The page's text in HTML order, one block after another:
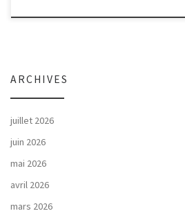
ARCHIVES
juillet 2026
juin 2026
mai 2026
avril 2026
mars 2026